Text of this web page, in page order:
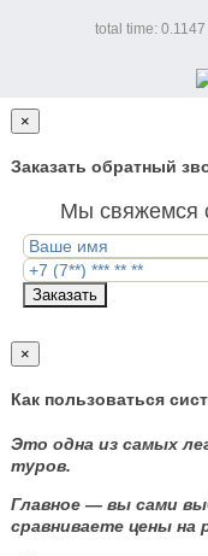
total time:
×
Заказать обратный
Мы свяжемся
Заказать
×
Как пользоваться
Это одна из самых
туров.
Главное — вы сами
сравниваете цены на